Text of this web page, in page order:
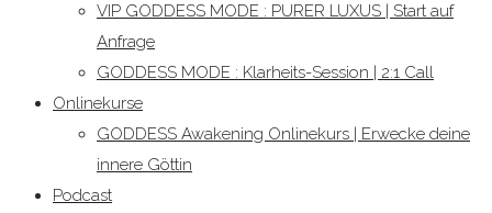
VIP GODDESS MODE : PURER LUXUS | Start auf
Anfrage
GODDESS MODE : Klarheits-Session | 2:1 Call
Onlinekurse
GODDESS Awakening Onlinekurs | Erwecke deine
innere Göttin
Podcast